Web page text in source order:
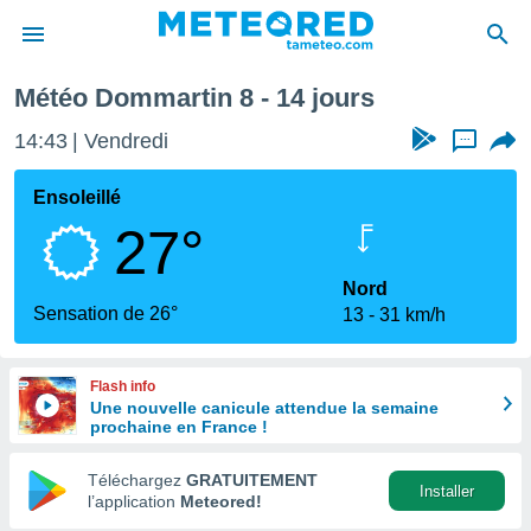
de
en
Météo Dommartin 8 - 14 jours
14:43 Vendredi ...
Ensoleillé
27°
Sensation de 26°
Nord
13
31 km/h
Flash info
Une nouvelle canicule attendue la semaine
prochaine en France !
Téléchargez GRATUITEMENT
l’application Meteored!
Installer